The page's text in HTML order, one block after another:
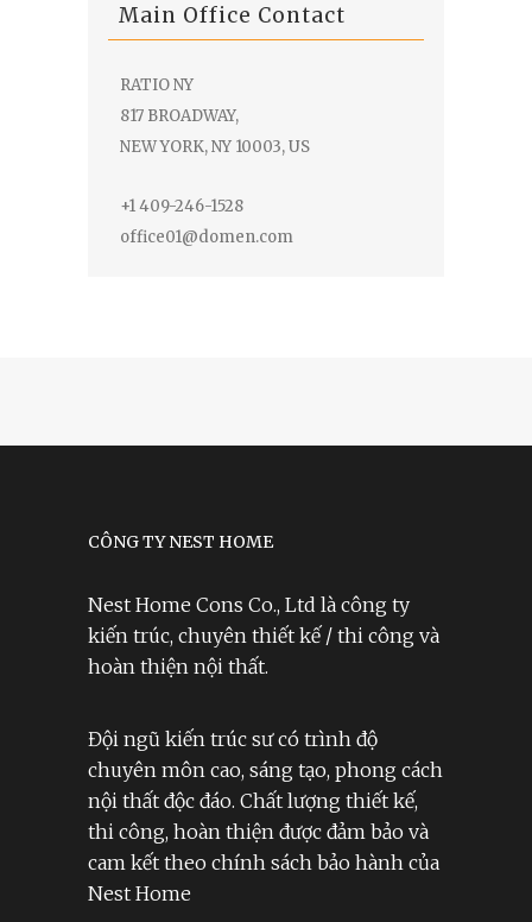
Main Office Contact
RATIO NY
817 BROADWAY,
NEW YORK, NY 10003, US
+1 409-246-1528
office01@domen.com
CÔNG TY NEST HOME
Nest Home Cons Co., Ltd là công ty
kiến trúc, chuyên thiết kế / thi công và
hoàn thiện nội thất.
Đội ngũ kiến trúc sư có trình độ
chuyên môn cao, sáng tạo, phong cách
nội thất độc đáo. Chất lượng thiết kế,
thi công, hoàn thiện được đảm bảo và
cam kết theo chính sách bảo hành của
Nest Home